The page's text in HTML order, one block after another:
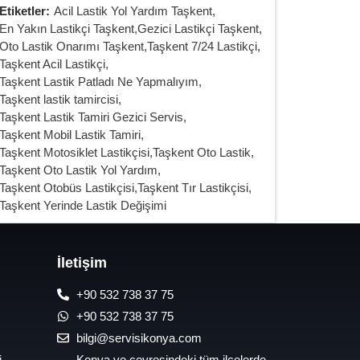
Etiketler: Acil Lastik Yol Yardım Taşkent,
En Yakın Lastikçi Taşkent,Gezici Lastikçi Taşkent,
Oto Lastik Onarımı Taşkent,Taşkent 7/24 Lastikçi,
Taşkent Acil Lastikçi,
Taşkent Lastik Patladı Ne Yapmalıyım,
Taşkent lastik tamircisi,
Taşkent Lastik Tamiri Gezici Servis,
Taşkent Mobil Lastik Tamiri,
Taşkent Motosiklet Lastikçisi,Taşkent Oto Lastik,
Taşkent Oto Lastik Yol Yardım,
Taşkent Otobüs Lastikçisi,Taşkent Tır Lastikçisi,
Taşkent Yerinde Lastik Değişimi
İletişim
+90 532 738 37 75
+90 532 738 37 75
bilgi@servisikonya.com